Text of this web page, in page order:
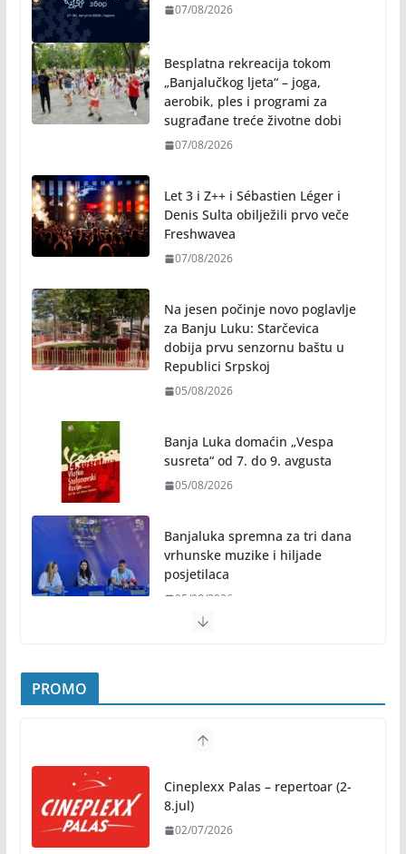
07/08/2026
Besplatna rekreacija tokom
„Banjalučkog ljeta“ – joga,
aerobik, ples i programi za
sugrađane treće životne dobi
07/08/2026
Let 3 i Z++ i Sébastien Léger i
Denis Sulta obilježili prvo veče
Freshwavea
07/08/2026
Na jesen počinje novo poglavlje
za Banju Luku: Starčevica
dobija prvu senzornu baštu u
Republici Srpskoj
05/08/2026
Banja Luka domaćin „Vespa
susreta“ od 7. do 9. avgusta
05/08/2026
Banjaluka spremna za tri dana
vrhunske muzike i hiljade
posjetilaca
05/08/2026
akcija darivanja krvi odjeknula širom BiH
04/08/2026
Zašto hiljade ljudi istovremeno osjećaju isto?
Nauka iza festivalske energije
04/08/2026
Besplatni udžbenici za sve
PROMO
Cineplexx Palas – repertoar (2-
8.jul)
02/07/2026